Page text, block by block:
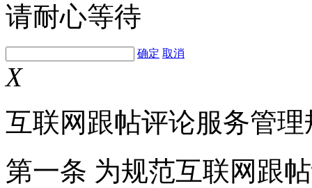
请耐心等待
确定 取消
X
互联网跟帖评论服务管理
第一条 为规范互联网跟